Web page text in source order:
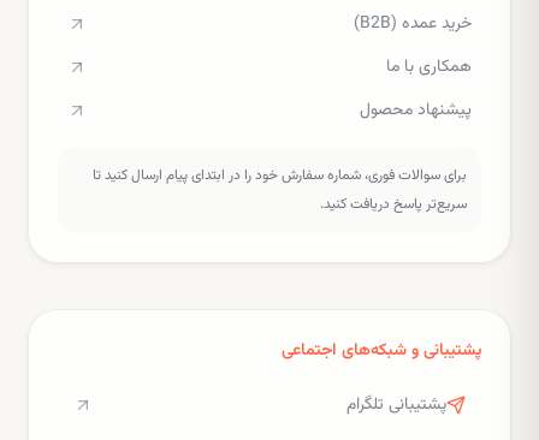
خرید عمده (B2B)
همکاری با ما
پیشنهاد محصول
برای سوالات فوری، شماره سفارش خود را در ابتدای پیام ارسال کنید تا
سریع‌تر پاسخ دریافت کنید.
پشتیبانی و شبکه‌های اجتماعی
پشتیبانی تلگرام